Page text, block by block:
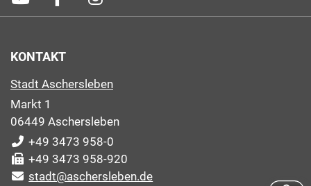
KONTAKT
Stadt Aschersleben
Markt 1
06449 Aschersleben
+49 3473 958-0
+49 3473 958-920
stadt@aschersleben.de